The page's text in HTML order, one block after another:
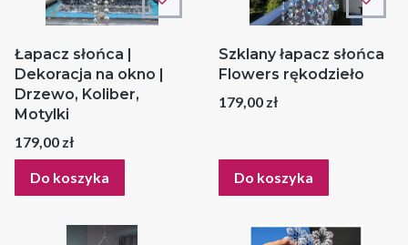
Łapacz słońca |
Dekoracja na okno |
Drzewo, Koliber,
Motylki
Cena
179,00 zł
Do koszyka
Szklany łapacz słońca
Flowers rękodzieło
Cena
179,00 zł
Do koszyka